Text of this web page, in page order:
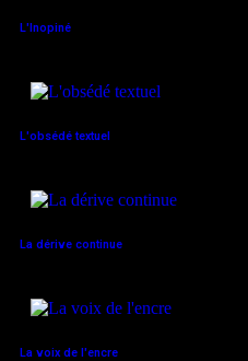
L'Inopiné
L'obsédé textuel
La dérive continue
La voix de l'encre